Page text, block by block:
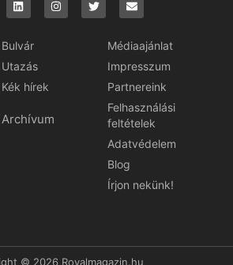
Bulvár
Utazás
Kék hírek
Archívum
Médiaajánlat
Impresszum
Partnereink
Felhasználási
feltételek
Adatvédelem
Blog
Írjon nekünk!
© 2026 Royalmagazin.hu